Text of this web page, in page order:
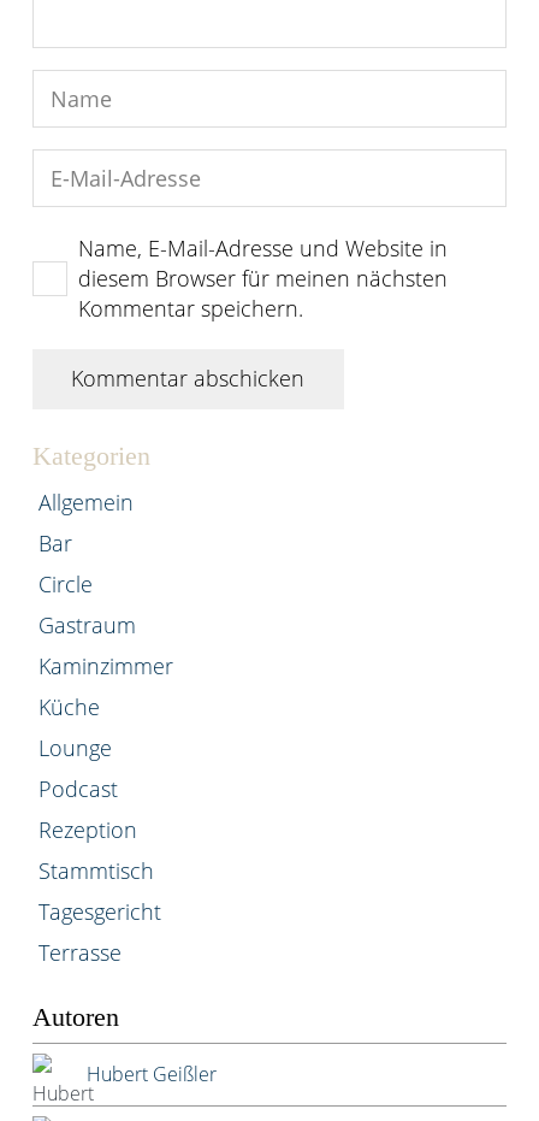
Name, E-Mail-Adresse und Website in
diesem Browser für meinen nächsten
Kommentar speichern.
Kommentar abschicken
Kategorien
Allgemein
Bar
Circle
Gastraum
Kaminzimmer
Küche
Lounge
Podcast
Rezeption
Stammtisch
Tagesgericht
Terrasse
Autoren
Hubert Geißler